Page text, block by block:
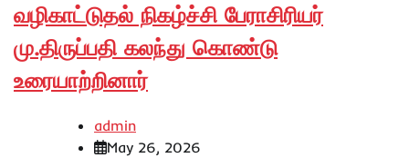
வழிகாட்டுதல் நிகழ்ச்சி பேராசிரியர்
மு.திருப்பதி கலந்து கொண்டு
உரையாற்றினார்
admin
May 26, 2026